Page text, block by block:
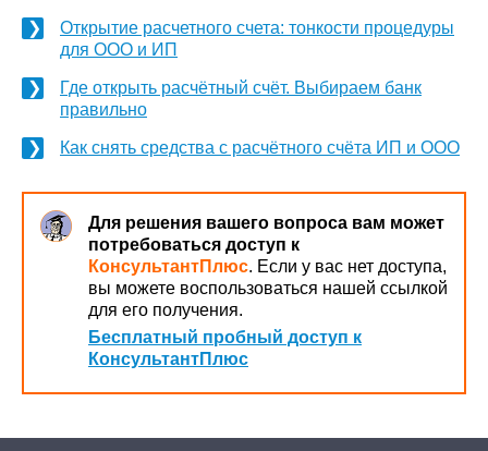
Открытие расчетного счета: тонкости процедуры
для ООО и ИП
Где открыть расчётный счёт. Выбираем банк
правильно
Как снять средства с расчётного счёта ИП и ООО
Для решения вашего вопроса вам может
потребоваться доступ к
КонсультантПлюс. Если у вас нет доступа,
вы можете воспользоваться нашей ссылкой
для его получения.
Бесплатный пробный доступ к
КонсультантПлюс